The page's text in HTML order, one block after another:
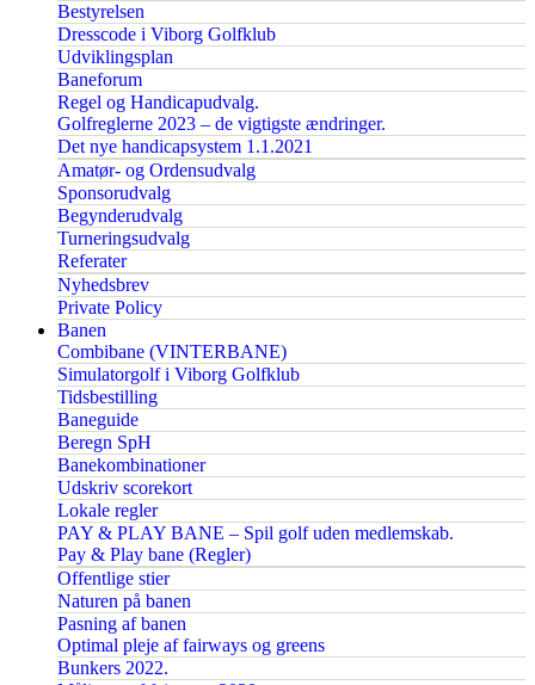
Bestyrelsen
Dresscode i Viborg Golfklub
Udviklingsplan
Baneforum
Regel og Handicapudvalg.
Golfreglerne 2023 – de vigtigste ændringer.
Det nye handicapsystem 1.1.2021
Amatør- og Ordensudvalg
Sponsorudvalg
Begynderudvalg
Turneringsudvalg
Referater
Nyhedsbrev
Private Policy
Banen
Combibane (VINTERBANE)
Simulatorgolf i Viborg Golfklub
Tidsbestilling
Baneguide
Beregn SpH
Banekombinationer
Udskriv scorekort
Lokale regler
PAY & PLAY BANE – Spil golf uden medlemskab.
Pay & Play bane (Regler)
Offentlige stier
Naturen på banen
Pasning af banen
Optimal pleje af fairways og greens
Bunkers 2022.